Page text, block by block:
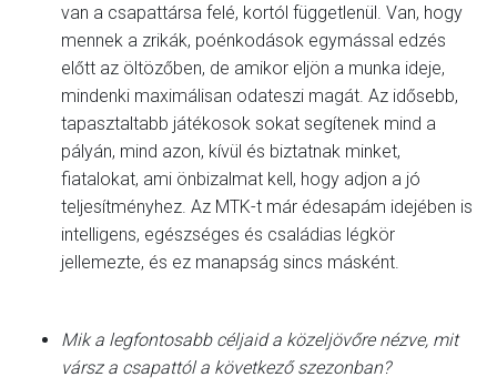
van a csapattársa felé, kortól függetlenül. Van, hogy
mennek a zrikák, poénkodások egymással edzés
előtt az öltözőben, de amikor eljön a munka ideje,
mindenki maximálisan odateszi magát. Az idősebb,
tapasztaltabb játékosok sokat segítenek mind a
pályán, mind azon, kívül és biztatnak minket,
fiatalokat, ami önbizalmat kell, hogy adjon a jó
teljesítményhez. Az MTK-t már édesapám idejében is
intelligens, egészséges és családias légkör
jellemezte, és ez manapság sincs másként.
Mik a legfontosabb céljaid a közeljövőre nézve, mit
vársz a csapattól a következő szezonban?